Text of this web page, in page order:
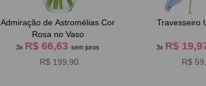
Admiração de Astromélias Cor
Rosa no Vaso
3x R$ 66,63sem juros
R$ 199,90
Travesseiro
3x R$
R$